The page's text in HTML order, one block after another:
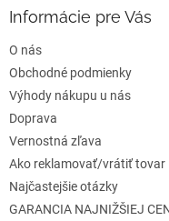
e
Informácie pre Vás
O nás
Obchodné podmienky
Výhody nákupu u nás
Doprava
Vernostná zľava
Ako reklamovať/vrátiť tovar
Najčastejšie otázky
GARANCIA NAJNIŽŠIEJ